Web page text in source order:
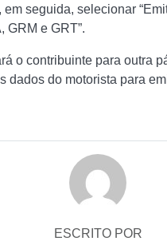
em seguida, selecionar
GRM e GRT”.
o contribuinte para outra
dados do motorista para
ESCRITO POR